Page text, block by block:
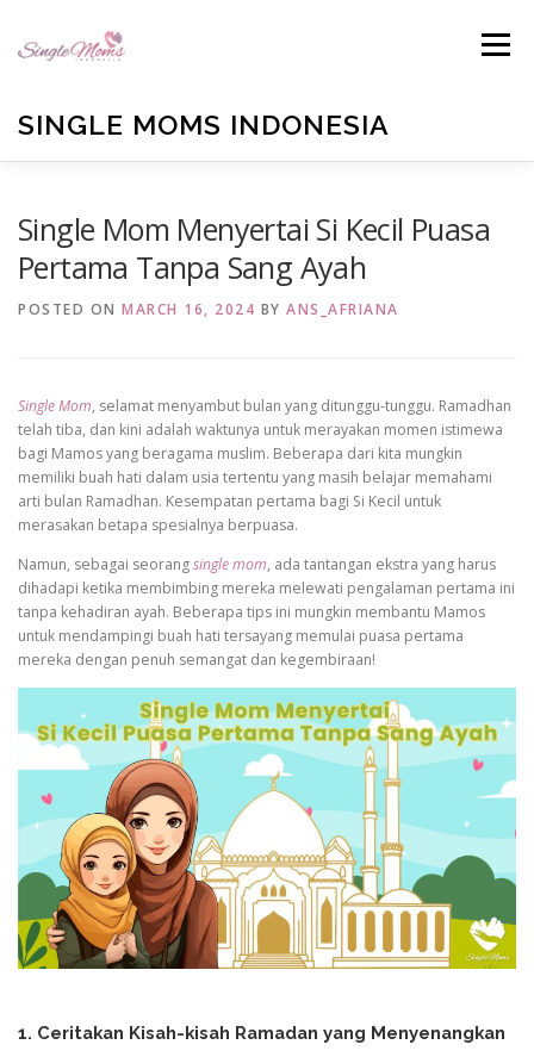
content
SINGLE MOMS INDONESIA
Menu
Single Mom Menyertai Si Kecil Puasa
Pertama Tanpa Sang Ayah
POSTED ON MARCH 16, 2024 BY ANS_AFRIANA
Single Mom, selamat menyambut bulan yang ditunggu-tunggu. Ramadhan
telah tiba, dan kini adalah waktunya untuk merayakan momen istimewa
bagi Mamos yang beragama muslim. Beberapa dari kita mungkin
memiliki buah hati dalam usia tertentu yang masih belajar memahami
arti bulan Ramadhan. Kesempatan pertama bagi Si Kecil untuk
merasakan betapa spesialnya berpuasa.
Namun, sebagai seorangsingle mom, ada tantangan ekstra yang harus
dihadapi ketika membimbing mereka melewati pengalaman pertama ini
tanpa kehadiran ayah. Beberapa tips ini mungkin membantu Mamos
untuk mendampingi buah hati tersayang memulai puasa pertama
mereka dengan penuh semangat dan kegembiraan!
1. Ceritakan Kisah-kisah Ramadan yang Menyenangkan